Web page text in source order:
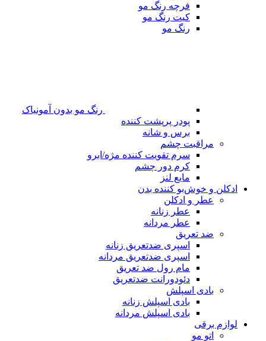
فرچه رنگ مو
کیت رنگ مو
رنگ مو
رنگ مو بدون آمونیاک
پودر پرپشت کننده
برس و شانه
مراقبت چشم
سرم تقویت کننده مژه/ابرو
کرم دور چشم
مایع لنز
ادکلن و خوش‌بو کننده بدن
عطر و ادکلن
عطر زنانه
عطر مردانه
ضد تعریق
اسپری ضدتعریق زنانه
اسپری ضدتعریق مردانه
مام رول ضد تعریق
دئودورانت ضدتعریق
بادی اسپلش
بادی اسپلش زنانه
بادی اسپلش مردانه
لوازم برقی
اتو مو